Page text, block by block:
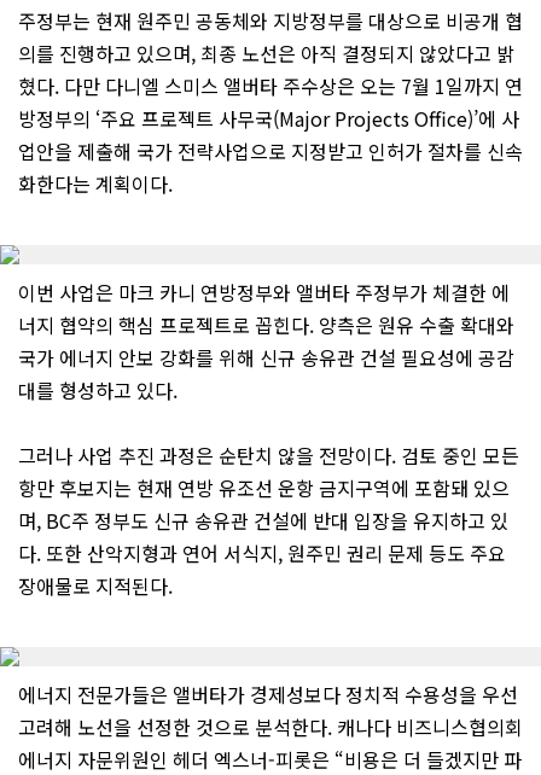
주정부는 현재 원주민 공동체와 지방정부를 대상으로 비공개 협
의를 진행하고 있으며, 최종 노선은 아직 결정되지 않았다고 밝
혔다. 다만 다니엘 스미스 앨버타 주수상은 오는 7월 1일까지 연
방정부의 ‘주요 프로젝트 사무국(Major Projects Office)’에 사
업안을 제출해 국가 전략사업으로 지정받고 인허가 절차를 신속
화한다는 계획이다.
이번 사업은 마크 카니 연방정부와 앨버타 주정부가 체결한 에
너지 협약의 핵심 프로젝트로 꼽힌다. 양측은 원유 수출 확대와
국가 에너지 안보 강화를 위해 신규 송유관 건설 필요성에 공감
대를 형성하고 있다.
그러나 사업 추진 과정은 순탄치 않을 전망이다. 검토 중인 모든
항만 후보지는 현재 연방 유조선 운항 금지구역에 포함돼 있으
며, BC주 정부도 신규 송유관 건설에 반대 입장을 유지하고 있
다. 또한 산악지형과 연어 서식지, 원주민 권리 문제 등도 주요
장애물로 지적된다.
에너지 전문가들은 앨버타가 경제성보다 정치적 수용성을 우선
고려해 노선을 선정한 것으로 분석한다. 캐나다 비즈니스협의회
에너지 자문위원인 헤더 엑스너-피롯은 “비용은 더 들겠지만 파